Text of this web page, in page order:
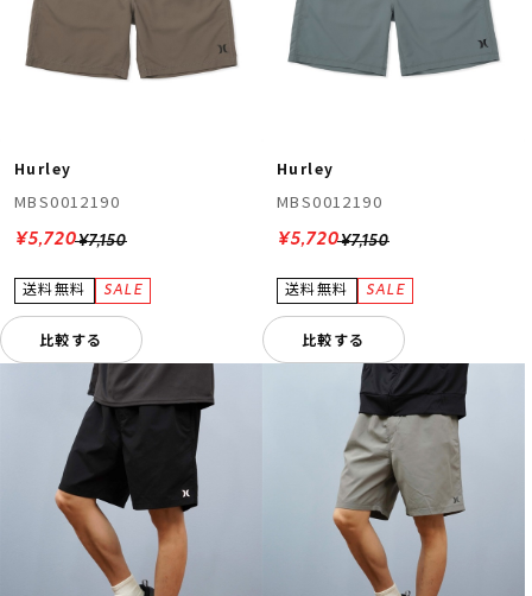
Hurley
MBS0012190
¥7,150
¥5,720
比較する
Hurley
MBS0012190
¥7,150
¥5,720
比較する